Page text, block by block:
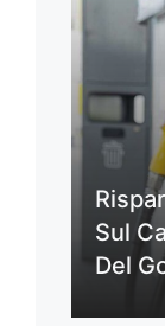
Sul
Del